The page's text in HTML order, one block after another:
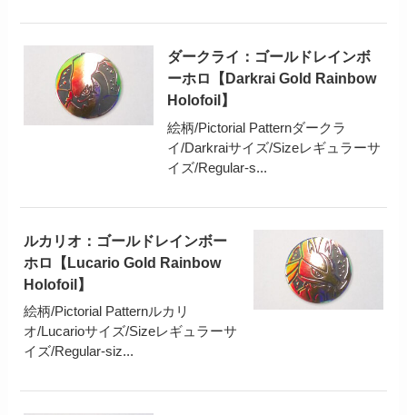
ダークライ：ゴールドレインボ
ーホロ【Darkrai Gold Rainbow
Holofoil】
絵柄/Pictorial Patternダークラ
イ/Darkraiサイズ/Sizeレギュラーサ
イズ/Regular-s...
ルカリオ：ゴールドレインボー
ホロ【Lucario Gold Rainbow
Holofoil】
絵柄/Pictorial Patternルカリ
オ/Lucarioサイズ/Sizeレギュラーサ
イズ/Regular-siz...